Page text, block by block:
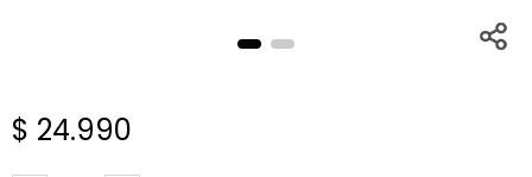
$ 24.990